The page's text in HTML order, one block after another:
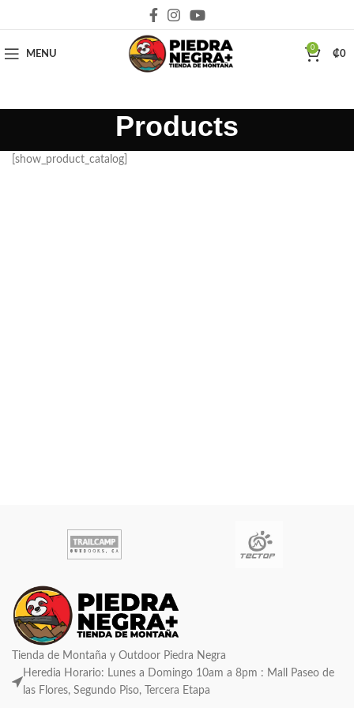
MENU
0
₡0
Products
[show_product_catalog]
Tienda de Montaña y Outdoor Piedra Negra
Heredia Horario: Lunes a Domingo 10am a 8pm : Mall Paseo de
las Flores, Segundo Piso, Tercera Etapa
Deja que la montaña sea parte de tu vida